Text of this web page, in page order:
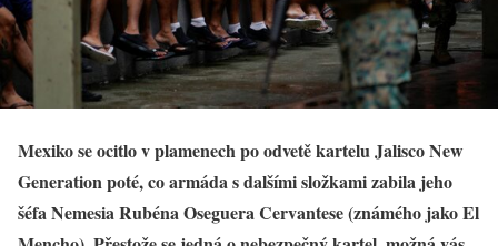
Mexiko se ocitlo v plamenech po odvetě kartelu Jalisco New
Generation poté, co armáda s dalšími složkami zabila jeho
šéfa Nemesia Rubéna Oseguera Cervantese (známého jako El